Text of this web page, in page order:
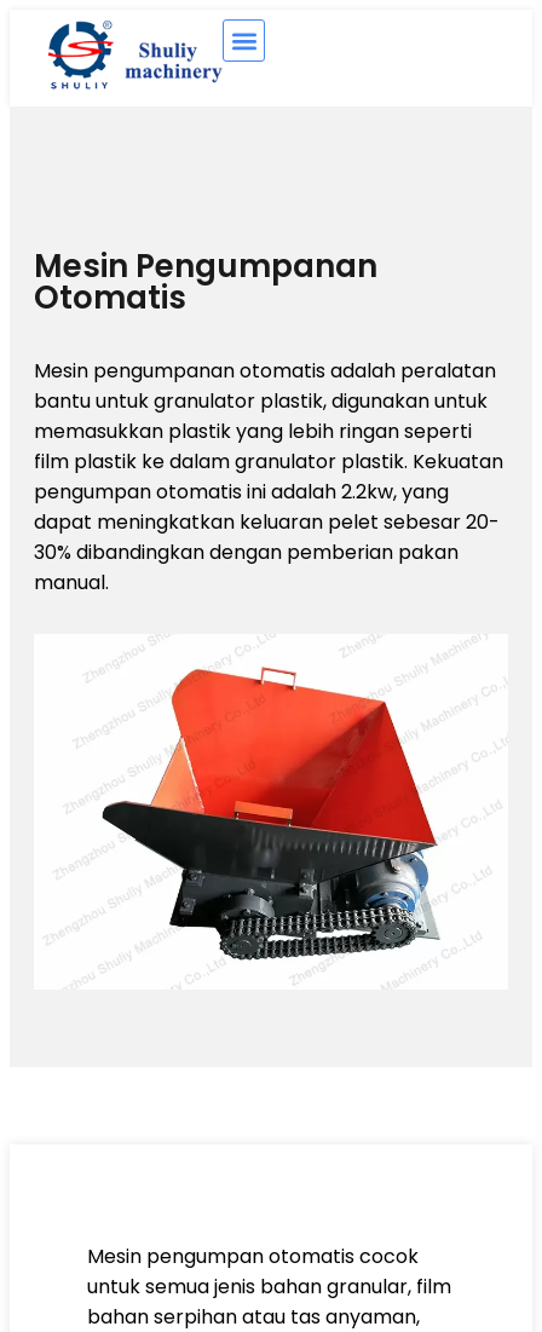
Mesin Pengumpanan
Otomatis
Mesin pengumpanan otomatis adalah peralatan
bantu untuk granulator plastik, digunakan untuk
memasukkan plastik yang lebih ringan seperti
film plastik ke dalam granulator plastik. Kekuatan
pengumpan otomatis ini adalah 2.2kw, yang
dapat meningkatkan keluaran pelet sebesar 20-
30% dibandingkan dengan pemberian pakan
manual.
Mesin pengumpan otomatis cocok
untuk semua jenis bahan granular, film
bahan serpihan atau tas anyaman,